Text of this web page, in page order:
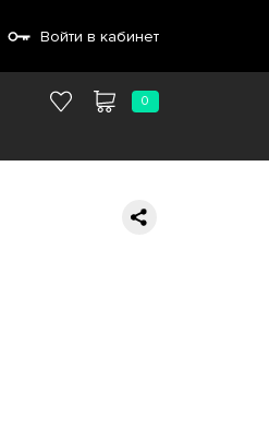
Войти в кабинет
0